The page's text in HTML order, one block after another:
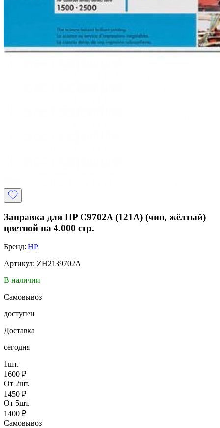
Заправка для HP C9702A (121A) (чип, жёлтый)
цветной на 4.000 стр.
Бренд: HP
Артикул: ZH2139702A
В наличии
Самовывоз
доступен
Доставка
сегодня
1шт.
1600 ₽
От 2шт.
1450 ₽
От 5шт.
1400 ₽
Самовывоз